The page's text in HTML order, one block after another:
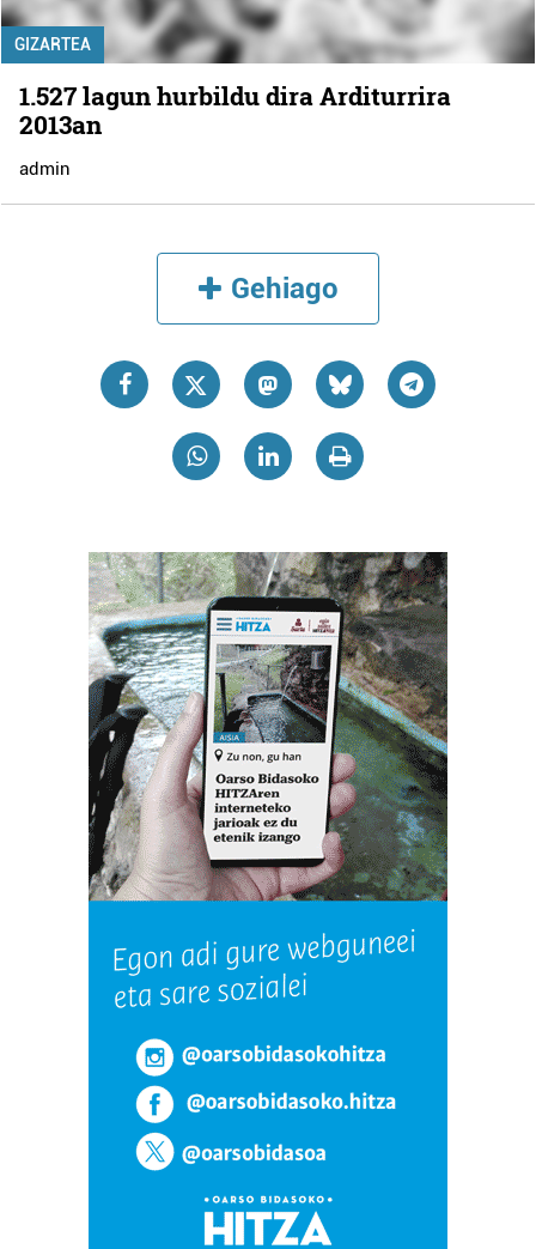
GIZARTEA
1.527 lagun hurbildu dira Arditurrira
2013an
admin
Gehiago